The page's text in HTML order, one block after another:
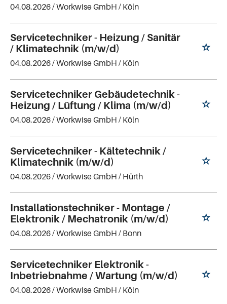
04.08.2026 /Workwise GmbH / Köln
Servicetechniker - Heizung / Sanitär
/ Klimatechnik (m/w/d)
04.08.2026 /Workwise GmbH / Köln
Servicetechniker Gebäudetechnik -
Heizung / Lüftung / Klima (m/w/d)
04.08.2026 /Workwise GmbH / Köln
Servicetechniker - Kältetechnik /
Klimatechnik (m/w/d)
04.08.2026 /Workwise GmbH / Hürth
Installationstechniker - Montage /
Elektronik / Mechatronik (m/w/d)
04.08.2026 /Workwise GmbH / Bonn
Servicetechniker Elektronik -
Inbetriebnahme / Wartung (m/w/d)
04.08.2026 /Workwise GmbH / Köln